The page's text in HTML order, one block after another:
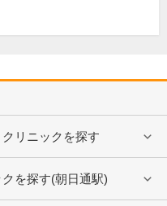
リニックを探す
を探す(朝日通駅)